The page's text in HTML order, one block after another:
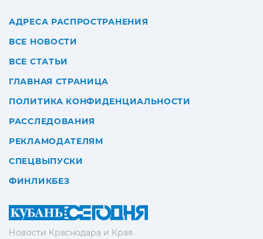
Новости Краснодара и Края
АДРЕСА РАСПРОСТРАНЕНИЯ
ВСЕ НОВОСТИ
ВСЕ СТАТЬИ
ГЛАВНАЯ СТРАНИЦА
ПОЛИТИКА КОНФИДЕНЦИАЛЬНОСТИ
РАССЛЕДОВАНИЯ
РЕКЛАМОДАТЕЛЯМ
СПЕЦВЫПУСКИ
ФИНЛИКБЕЗ